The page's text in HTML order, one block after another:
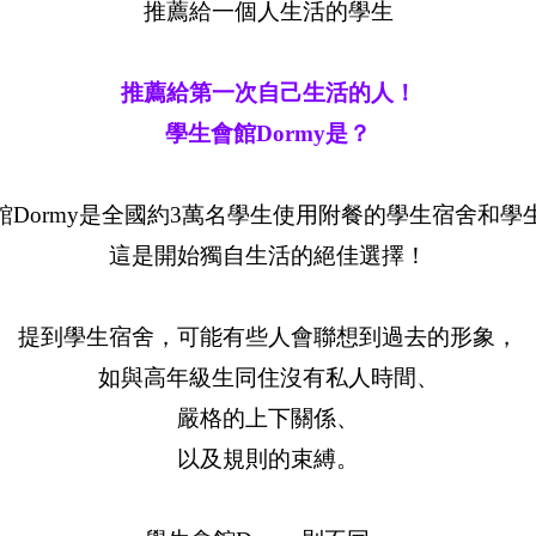
推薦給一個人生活的學生
推薦給第一次自己生活的人！
學生會館Dormy是？
Dormy是全國約3萬名學生使用附餐的學生宿舍和學
這是開始獨自生活的絕佳選擇！
提到學生宿舍，可能有些人會聯想到過去的形象，
如與高年級生同住沒有私人時間、
嚴格的上下關係、
以及規則的束縛。